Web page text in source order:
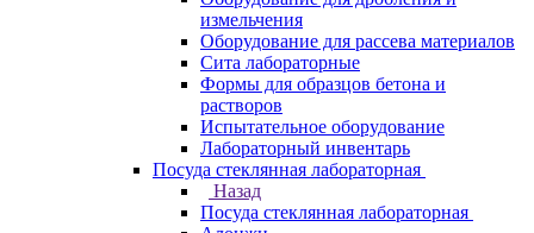
измельчения
Оборудование для рассева материалов
Сита лабораторные
Формы для образцов бетона и
растворов
Испытательное оборудование
Лабораторный инвентарь
Посуда стеклянная лабораторная
Назад
Посуда стеклянная лабораторная